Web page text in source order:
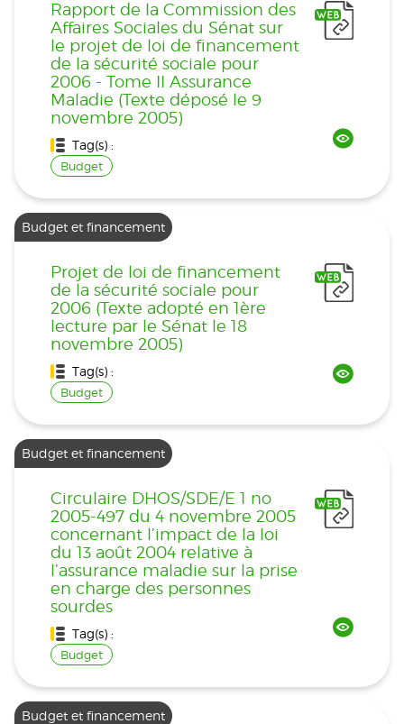
Rapport de la Commission des
Affaires Sociales du Sénat sur
le projet de loi de financement
de la sécurité sociale pour
2006 - Tome II Assurance
Maladie (Texte déposé le 9
novembre 2005)
Tag(s) :
Budget
Budget et financement
Projet de loi de financement
de la sécurité sociale pour
2006 (Texte adopté en 1ère
lecture par le Sénat le 18
novembre 2005)
Tag(s) :
Budget
Budget et financement
Circulaire DHOS/SDE/E 1 no
2005-497 du 4 novembre 2005
concernant l’impact de la loi
du 13 août 2004 relative à
l’assurance maladie sur la prise
en charge des personnes
sourdes
Tag(s) :
Budget
Budget et financement